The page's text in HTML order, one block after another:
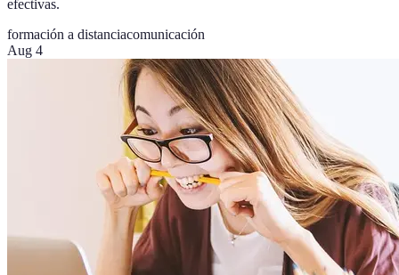
efectivas.
formación a distanciacomunicación
Aug 4